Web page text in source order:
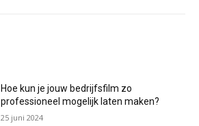
Hoe kun je jouw bedrijfsfilm zo
professioneel mogelijk laten maken?
25 juni 2024